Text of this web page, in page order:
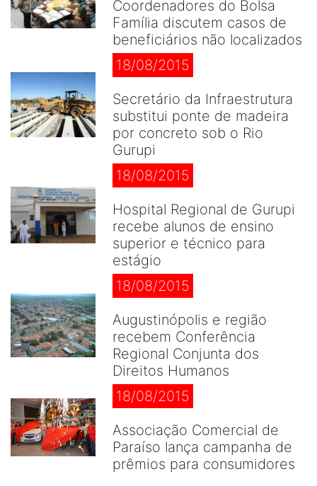
Coordenadores do Bolsa
Família discutem casos de
beneficiários não localizados
18/08/2015
Secretário da Infraestrutura
substitui ponte de madeira
por concreto sob o Rio
Gurupi
18/08/2015
Hospital Regional de Gurupi
recebe alunos de ensino
superior e técnico para
estágio
18/08/2015
Augustinópolis e região
recebem Conferência
Regional Conjunta dos
Direitos Humanos
18/08/2015
Associação Comercial de
Paraíso lança campanha de
prêmios para consumidores